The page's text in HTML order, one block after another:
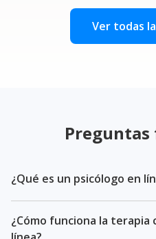
Ver todas
¿Qué es un psicólogo en
mental certificado que
¿Cómo funciona la terapia